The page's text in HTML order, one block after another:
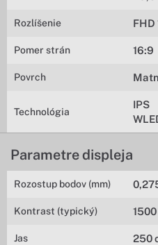
Rozlíšenie FHD
Pomer strán 16:9
Povrch
Technológia
IPS
Parametre displeja
Rozostup bodov (mm)
Kontrast (typický) 1500
Jas 250